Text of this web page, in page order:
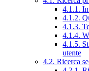
4.1.1.
4.1.2.
4.1.3.
4.1.4.
4.1.5.
utente
4.2. Ricerca